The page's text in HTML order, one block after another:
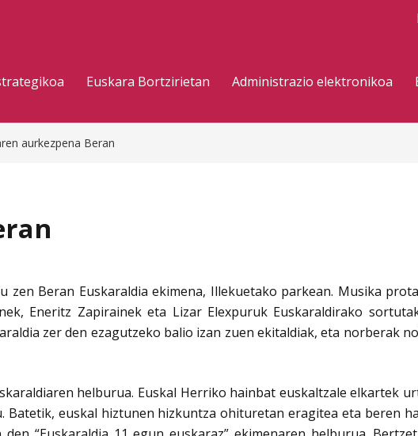
Euskara Bortzirietan Administrazio elektronikoa
aurkezpena Beran
zen Beran Euskaraldia ekimena, Illekuetako parkean. Musika
Eneritz Zapirainek eta Lizar Elexpuruk Euskaraldirako
zer den ezagutzeko balio izan zuen ekitaldiak, eta norberak
helburua. Euskal Herriko hainbat euskaltzale elkartek
euskal hiztunen hizkuntza ohituretan eragitea eta beren